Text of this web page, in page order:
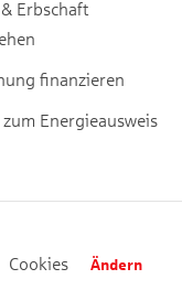
Erbschaft
finanzieren
Energieausweis
Cookies Ändern